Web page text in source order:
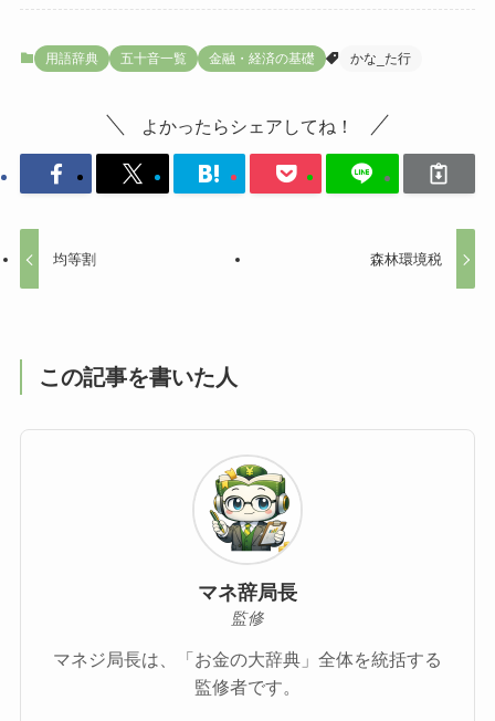
用語辞典 五十音一覧 金融・経済の基礎 かな_た行
よかったらシェアしてね！
均等割 森林環境税
この記事を書いた人
マネ辞局長
監修
マネジ局長は、「お金の大辞典」全体を統括する
監修者です。